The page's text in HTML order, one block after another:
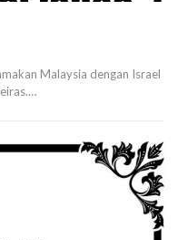
Malaysia dengan Israel